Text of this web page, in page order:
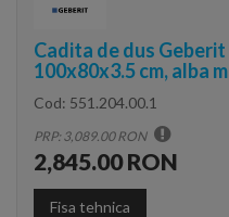
Cadita de dus
100x80x3.5 cm, alba
Cod: 551.204.00.1
PRP: 3,089.00 RON
2,845.00 RON
Fisa tehnica